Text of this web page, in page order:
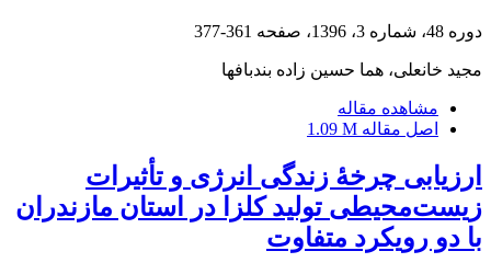
دوره 48، شماره 3، 1396، صفحه 361-377
مجید خانعلی، هما حسین زاده بندبافها
مشاهده مقاله
اصل مقاله 1.09 M
ارزیابی چرخۀ زندگی انرژی و تأثیرات
زیست‌محیطی تولید کلزا در استان مازندران
با دو رویکرد متفاوت